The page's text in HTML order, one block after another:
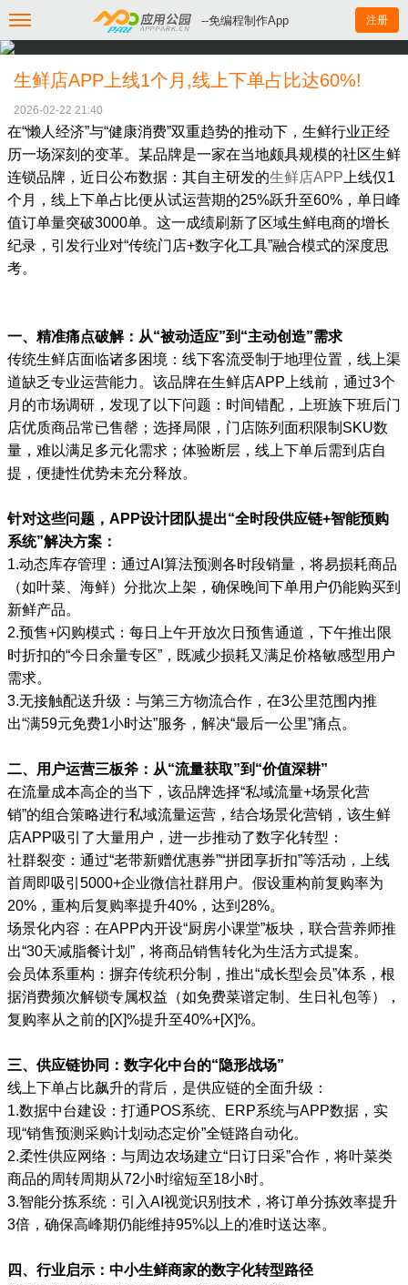
--免编程制作App 注册
生鲜店APP上线1个月,线上下单占比达60%!
2026-02-22 21:40
在“懒人经济”与“健康消费”双重趋势的推动下，生鲜行业正经
历一场深刻的变革。某品牌是一家在当地颇具规模的社区生鲜
连锁品牌，近日公布数据：其自主研发的生鲜店APP 上线仅1
个月，线上下单占比便从试运营期的25%跃升至60%，单日峰
值订单量突破3000单。这一成绩刷新了区域生鲜电商的增长
纪录，引发行业对“传统门店+数字化工具”融合模式的深度思
考。
一、精准痛点破解：从“被动适应”到“主动创造”需求
传统生鲜店面临诸多困境：线下客流受制于地理位置，线上渠
道缺乏专业运营能力。该品牌在生鲜店APP上线前，通过3个
月的市场调研，发现了以下问题：时间错配，上班族下班后门
店优质商品常已售罄；选择局限，门店陈列面积限制SKU数
量，难以满足多元化需求；体验断层，线上下单后需到店自
提，便捷性优势未充分释放。
针对这些问题，APP设计团队提出“全时段供应链+智能预购
系统”解决方案：
1.动态库存管理：通过AI算法预测各时段销量，将易损耗商品
（如叶菜、海鲜）分批次上架，确保晚间下单用户仍能购买到
新鲜产品。
2.预售+闪购模式：每日上午开放次日预售通道，下午推出限
时折扣的“今日余量专区”，既减少损耗又满足价格敏感型用户
需求。
3.无接触配送升级：与第三方物流合作，在3公里范围内推
出“满59元免费1小时达”服务，解决“最后一公里”痛点。
二、用户运营三板斧：从“流量获取”到“价值深耕”
在流量成本高企的当下，该品牌选择“私域流量+场景化营
销”的组合策略进行私域流量运营，结合场景化营销，该生鲜
店APP吸引了大量用户，进一步推动了数字化转型：
社群裂变：通过“老带新赠优惠券”“拼团享折扣”等活动，上线
首周即吸引5000+企业微信社群用户。假设重构前复购率为
20%，重构后复购率提升40%，达到28%。
场景化内容：在APP内开设“厨房小课堂”板块，联合营养师推
出“30天减脂餐计划”，将商品销售转化为生活方式提案。
会员体系重构：摒弃传统积分制，推出“成长型会员”体系，根
据消费频次解锁专属权益（如免费菜谱定制、生日礼包等），
复购率从之前的[X]%提升至40%+[X]%。
三、供应链协同：数字化中台的“隐形战场”
线上下单占比飙升的背后，是供应链的全面升级：
1.数据中台建设：打通POS系统、ERP系统与APP数据，实
现“销售预测采购计划动态定价”全链路自动化。
2.柔性供应网络：与周边农场建立“日订日采”合作，将叶菜类
商品的周转周期从72小时缩短至18小时。
3.智能分拣系统：引入AI视觉识别技术，将订单分拣效率提升
3倍，确保高峰期仍能维持95%以上的准时送达率。
四、行业启示：中小生鲜商家的数字化转型路径